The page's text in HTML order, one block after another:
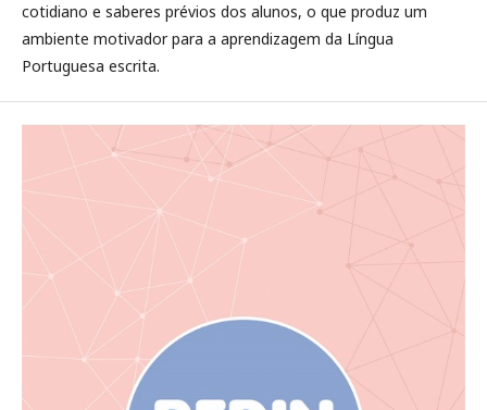
cotidiano e saberes prévios dos alunos, o que produz um
ambiente motivador para a aprendizagem da Língua
Portuguesa escrita.